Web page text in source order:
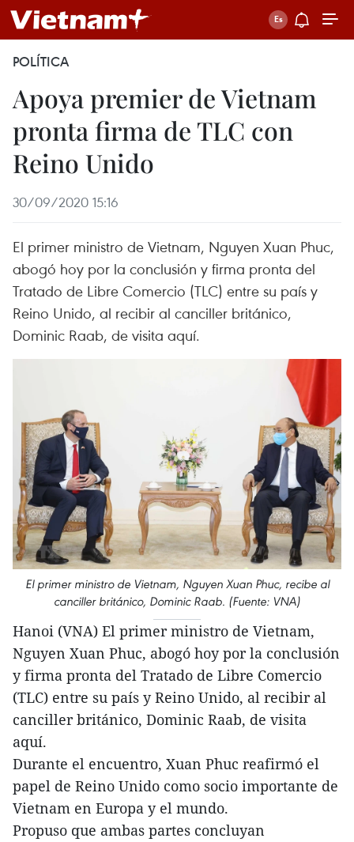
POLÍTICA
Apoya premier de Vietnam
pronta firma de TLC con
Reino Unido
30/09/2020 15:16
El primer ministro de Vietnam, Nguyen Xuan Phuc,
abogó hoy por la conclusión y firma pronta del
Tratado de Libre Comercio (TLC) entre su país y
Reino Unido, al recibir al canciller británico,
Dominic Raab, de visita aquí.
El primer ministro de Vietnam, Nguyen Xuan Phuc, recibe al
canciller británico, Dominic Raab. (Fuente: VNA)
Hanoi (VNA) El primer ministro de Vietnam,
Nguyen Xuan Phuc, abogó hoy por la conclusión
y firma pronta del Tratado de Libre Comercio
(TLC) entre su país y Reino Unido, al recibir al
canciller británico, Dominic Raab, de visita
aquí.
Durante el encuentro, Xuan Phuc reafirmó el
papel de Reino Unido como socio importante de
Vietnam en Europa y el mundo.
Propuso que ambas partes concluyan